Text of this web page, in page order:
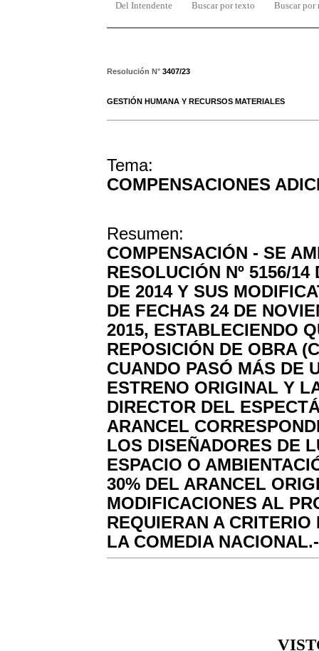
Del Intendente Buscar por texto Buscar por
Resolución N° 3407/23
GESTIÓN HUMANA Y RECURSOS MATERIALES
Tema:
COMPENSACIONES
Resumen:
COMPENSACIÓN - SE
RESOLUCIÓN Nº 5156/
DE 2014 Y SUS
DE FECHAS 24 DE
2015, ESTABLECIENDO
REPOSICIÓN DE OBRA
CUANDO PASÓ MÁS DE
ESTRENO ORIGINAL Y
DIRECTOR DEL
ARANCEL
LOS DISEÑADORES DE
ESPACIO O
30% DEL ARANCEL
MODIFICACIONES AL
REQUIERAN A
LA COMEDIA NACIONAL.-